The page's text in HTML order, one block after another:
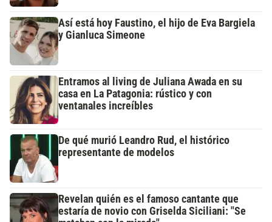
Así está hoy Faustino, el hijo de Eva Bargiela
y Gianluca Simeone
Entramos al living de Juliana Awada en su
casa en La Patagonia: rústico y con
ventanales increíbles
De qué murió Leandro Rud, el histórico
representante de modelos
Revelan quién es el famoso cantante que
estaría de novio con Griselda Siciliani: "Se